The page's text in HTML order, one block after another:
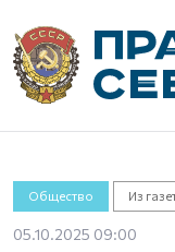
Общество Из
05.10.2025 09:00